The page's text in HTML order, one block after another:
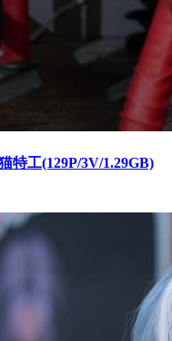
特工(129P/3V/1.29GB)